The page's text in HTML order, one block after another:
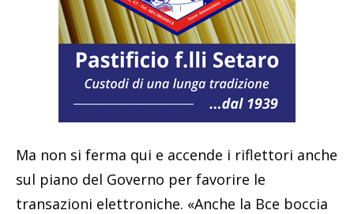
Ma non si ferma qui e accende i riflettori anche
sul piano del Governo per favorire le
transazioni elettroniche. «Anche la Bce boccia